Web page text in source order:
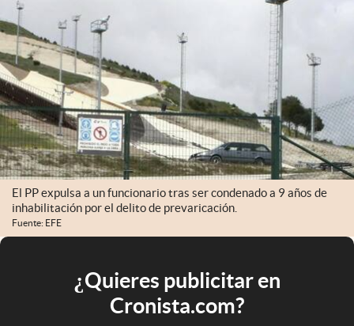
El PP expulsa a un funcionario tras ser condenado a 9 años de
inhabilitación por el delito de prevaricación.
Fuente: EFE
¿Quieres publicitar en
Cronista.com?